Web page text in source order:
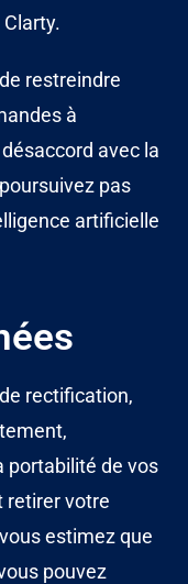
restreindre
à
avec la
pas
artificielle
rectification,
portabilité de vos
retirer votre
estimez que
pouvez